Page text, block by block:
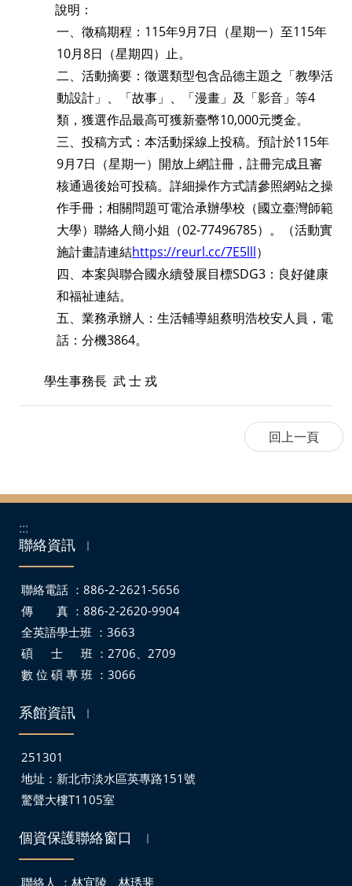
聯絡我們
Facebook
Instagram
說明：
一、徵稿期程： 115年9月7日（星期一）至115年
10月8日（星期四）止。
二、活動摘要：徵選類型包含品德主題之「教學活
動設計」、「故事」、「漫畫」及「影音」等4
類，獲選作品最高可獲新臺幣10,000元獎金。
三、投稿方式：本活動採線上投稿。預計於115年
9月7日（星期一）開放上網註冊，註冊完成且審
核通過後始可投稿。詳細操作方式請參照網站之操
作手冊；相關問題可電洽承辦學校（國立臺灣師範
大學）聯絡人簡小姐（02-77496785）。（活動實
施計畫請連結https://reurl.cc/7E5lll）
四、本案與聯合國永續發展目標SDG3 ：良好健康
和福祉連結。
五、業務承辦人：生活輔導組蔡明浩校安人員，電
話：分機3864。
學生事務長 武 士 戎
:::
聯絡資訊 ｜
聯絡電話 ：886-2-2621-5656
傳 真 ：886-2-2620-9904
全英語學士班 ：3663
碩 士 班 ：2706、2709
數 位 碩 專 班 ：3066
系館資訊 ｜
251301
地址： 新北市淡水區英專路151號
驚聲大樓T1105室
個資保護聯絡窗口 ｜
聯絡人 ：林宜陵、林琇斐